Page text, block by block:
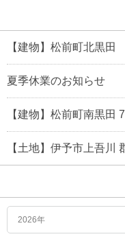
【建物】松前町北黒
夏季休業のお知らせ
【建物】松前町南黒田
【土地】伊予市上吾川
2026年